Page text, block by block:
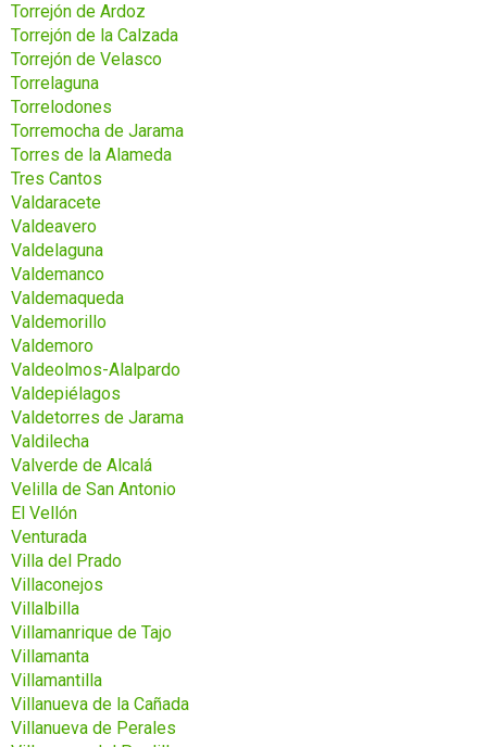
Torrejón de Ardoz
Torrejón de la Calzada
Torrejón de Velasco
Torrelaguna
Torrelodones
Torremocha de Jarama
Torres de la Alameda
Tres Cantos
Valdaracete
Valdeavero
Valdelaguna
Valdemanco
Valdemaqueda
Valdemorillo
Valdemoro
Valdeolmos-Alalpardo
Valdepiélagos
Valdetorres de Jarama
Valdilecha
Valverde de Alcalá
Velilla de San Antonio
El Vellón
Venturada
Villa del Prado
Villaconejos
Villalbilla
Villamanrique de Tajo
Villamanta
Villamantilla
Villanueva de la Cañada
Villanueva de Perales